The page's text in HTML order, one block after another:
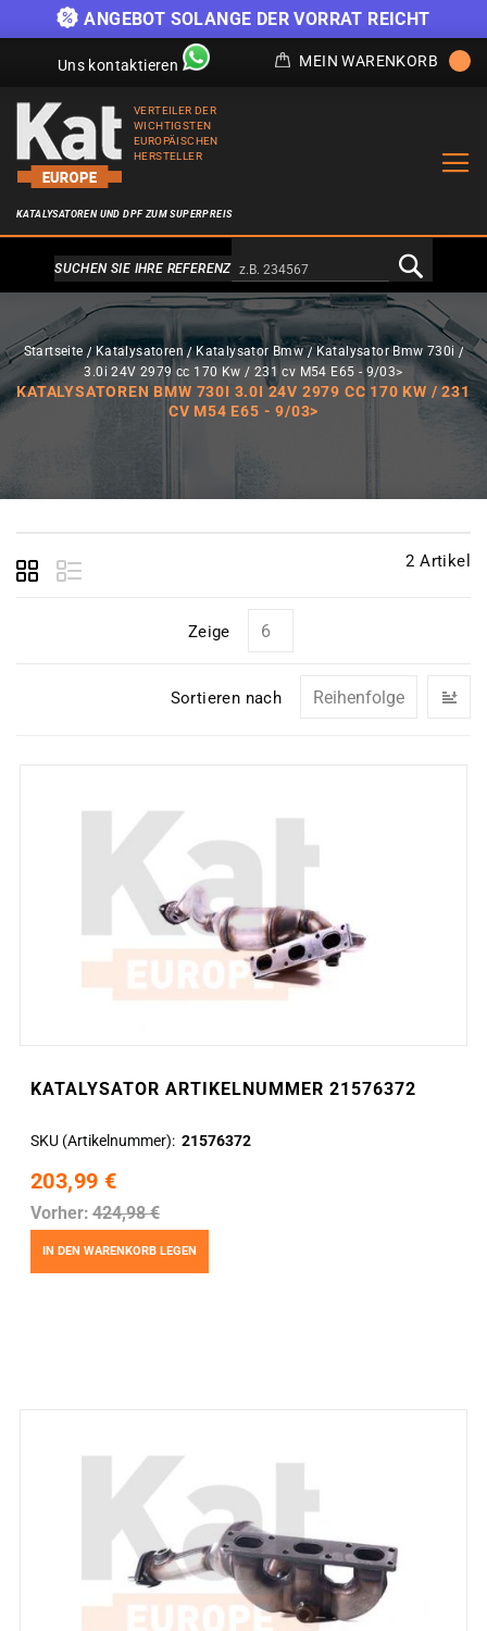
ANGEBOT SOLANGE DER VORRAT REICHT
Uns kontaktieren MEIN WARENKORB
VERTEILER DER
WICHTIGSTEN
EUROPÄISCHEN
HERSTELLER
KATALYSATOREN UND DPF ZUM SUPERPREIS
Alternativa a Doofinder
SUCHEN SIE IHRE REFERENZ
Startseite Katalysatoren Katalysator Bmw
Katalysator Bmw 730i
3.0i 24V 2979 cc 170 Kw / 231 cv M54 E65 - 9/03>
KATALYSATOREN BMW 730I 3.0I 24V 2979 CC 170 KW / 231
CV M54 E65 - 9/03>
2 Artikel
Zeige
Sortieren nach
KATALYSATOR ARTIKELNUMMER 21576372
SKU (Artikelnummer) 21576372
203,99 €
Vorher: 424,98 €
IN DEN WARENKORB LEGEN